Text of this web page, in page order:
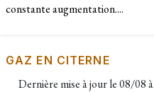
constante augmentation....
GAZ EN CITERNE
Dernière mise à jour le08/08 à